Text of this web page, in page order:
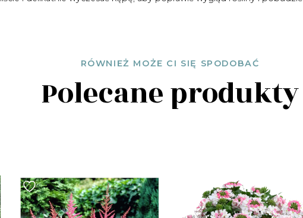
RÓWNIEŻ MOŻE CI SIĘ SPODOBAĆ
Polecane produkty